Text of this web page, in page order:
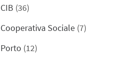
CIB (36)
Cooperativa Sociale (7)
Porto (12)